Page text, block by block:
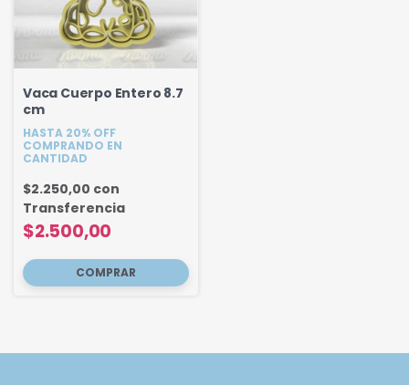
Vaca Cuerpo Entero 8.7
cm
HASTA 20% OFF
COMPRANDO EN
CANTIDAD
$2.500,00
$2.250,00 con
Transferencia